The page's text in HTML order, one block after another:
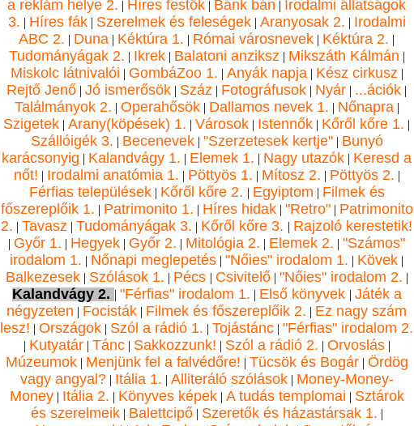
a reklám helye 2. | Híres festők | Bánk bán | Irodalmi állatságok
3. | Híres fák| Szerelmek és feleségek| Aranyosak 2. | Irodalmi
ABC 2. | Duna | Kéktúra 1. | Római városnevek | Kéktúra 2. |
Tudományágak 2. | Ikrek| Balatoni anziksz | Mikszáth Kálmán |
Miskolc látnivalói | GombáZoo 1. | Anyák napja| Kész cirkusz |
Rejtő Jenő | Jó ismerősök | Száz | Fotográfusok | Nyár | ...ációk |
Találmányok 2. | Operahősök| Dallamos nevek 1. | Nőnapra|
Szigetek | Arany(köpések) 1. | Városok | Istennők | Kőről kőre 1. |
Szállóigék 3. | Becenevek| "Szerzetesek kertje"| Bunyó
karácsonyig | Kalandvágy 1. | Elemek 1. | Nagy utazók | Keresd a
nőt! | Irodalmi anatómia 1. | Pöttyös 1. | Mítosz 2. | Pöttyös 2. |
Férfias települések| Kőről kőre 2. | Egyiptom | Filmek és
főszereplőik 1. | Patrimonito 1. | Híres hidak| "Retro"| Patrimonito
2. | Tavasz | Tudományágak 3. | Kőről kőre 3. | Rajzoló kerestetik!
| Győr 1. | Hegyek | Győr 2. | Mitológia 2. | Elemek 2. | "Számos"
irodalom 1. | Nőnapi meglepetés | "Nőies" irodalom 1. | Kövek |
Balkezesek| Szólások 1. | Pécs | Csivitelő| "Nőies" irodalom 2. |
Kalandvágy 2. | "Férfias" irodalom 1. | Első könyvek | Játék a
négyzeten | Focisták | Filmek és főszereplőik 2. | Ez nagy szám
lesz! | Országok | Szól a rádió 1. | Tojástánc | "Férfias" irodalom 2.
| Kutyatár| Tánc| Sakkozzunk! | Szól a rádió 2. | Orvoslás|
Múzeumok| Menjünk fel a falvédőre! | Tücsök és Bogár| Ördög
vagy angyal?| Itália 1. | Alliteráló szólások| Money-Money-
Money| Itália 2. | Könyves képek| A tudás templomai | Sztárok
és szerelmeik| Balettcipő| Szeretők és házastársak 1. |